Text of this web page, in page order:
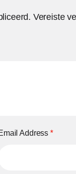
Vereiste
Address *